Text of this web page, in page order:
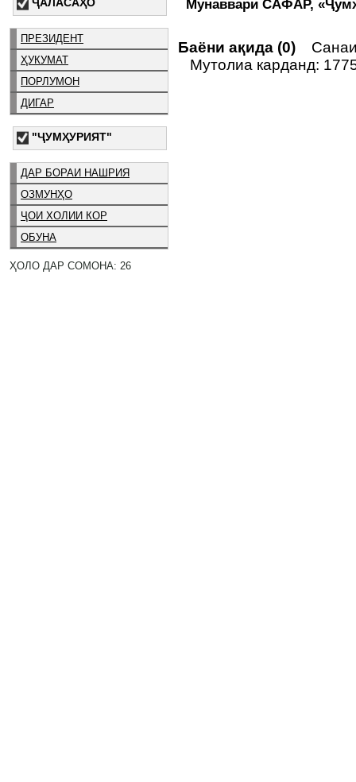
ПРЕЗИДЕНТ
ҲУКУМАТ
ПОРЛУМОН
ДИГАР
"ҶУМҲУРИЯТ"
ДАР БОРАИ НАШРИЯ
ОЗМУНҲО
ҶОИ ХОЛИИ КОР
ОБУНА
ҲОЛО ДАР СОМОНА: 26
Мунаввари САФАР,
Баёни ақида (0)
Мутолиа карданд: